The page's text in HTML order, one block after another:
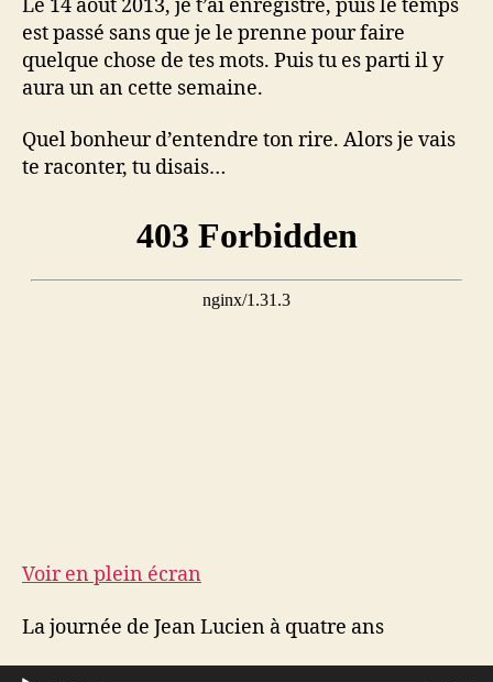
Le 14 août 2013, je t’ai enregistré, puis le temps
est passé sans que je le prenne pour faire
quelque chose de tes mots. Puis tu es parti il y
aura un an cette semaine.
Quel bonheur d’entendre ton rire. Alors je vais
te raconter, tu disais…
Voir en plein écran
La journée de Jean Lucien à quatre ans